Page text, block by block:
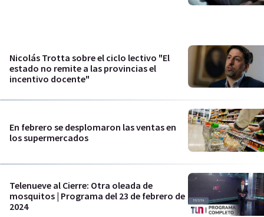
Nicolás Trotta sobre el ciclo lectivo "El
estado no remite a las provincias el
incentivo docente"
En febrero se desplomaron las ventas en
los supermercados
Telenueve al Cierre: Otra oleada de
mosquitos | Programa del 23 de febrero de
2024